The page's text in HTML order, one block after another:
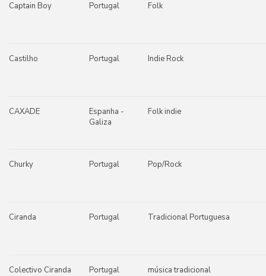
Captain Boy Portugal Folk
Castilho Portugal Indie Rock
CAXADE
Espanha -
Galiza
Folk indie
Churky Portugal Pop/Rock
Ciranda Portugal Tradicional Portuguesa
Colectivo Ciranda Portugal música tradicional